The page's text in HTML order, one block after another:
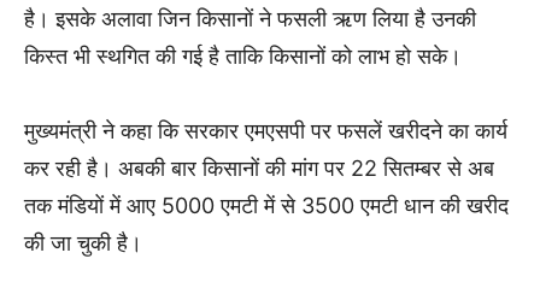
है। इसके अलावा जिन किसानों ने फसली ऋण लिया है उनकी
किस्त भी स्थगित की गई है ताकि किसानों को लाभ हो सके।
मुख्यमंत्री ने कहा कि सरकार एमएसपी पर फसलें खरीदने का कार्य
कर रही है। अबकी बार किसानों की मांग पर 22 सितम्बर से अब
तक मंडियों में आए 5000 एमटी में से 3500 एमटी धान की खरीद
की जा चुकी है।